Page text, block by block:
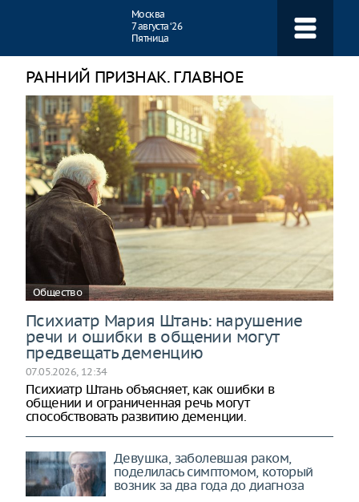
Москва
7 августа ‘26
Пятница
РАННИЙ ПРИЗНАК. ГЛАВНОЕ
Общество
Психиатр Мария Штань: нарушение
речи и ошибки в общении могут
предвещать деменцию
07.05.2026, 12:34
Психиатр Штань объясняет, как ошибки в
общении и ограниченная речь могут
способствовать развитию деменции.
Девушка, заболевшая раком,
поделилась симптомом, который
возник за два года до диагноза